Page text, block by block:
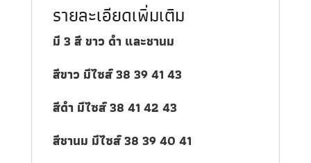
รายละเอียดเพิ่มเติม
มี 3 สี ขาว ดำ และชานม
สีขาว มีไซส์ 38 39 41 43
สีดำ มีไซส์ 38 41 42 43
สีชานม มีไซส์ 38 39 40 41